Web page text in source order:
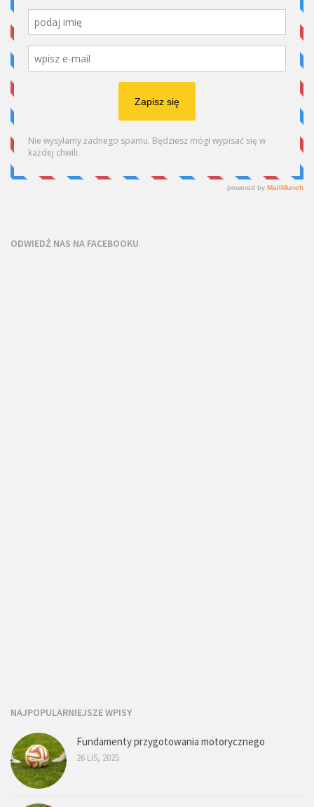
ODWIEDŹ NAS NA FACEBOOKU
NAJPOPULARNIEJSZE WPISY
Fundamenty przygotowania motorycznego
26 LIS, 2025